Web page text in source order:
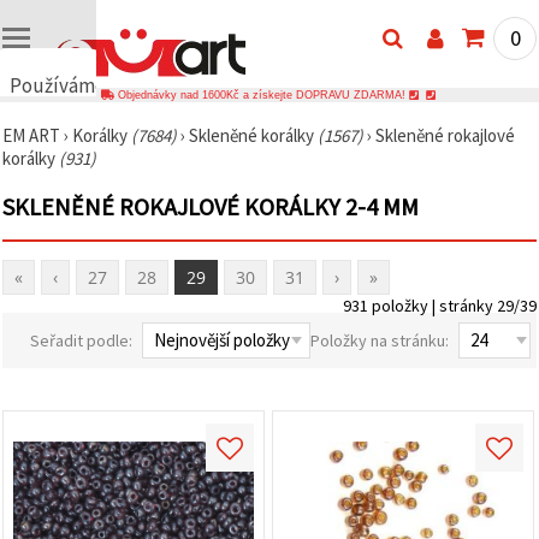
Používáme
🍪
Používáme
podobné
technologie,
abychom
zajistili
správné
fungování
zlepšili vaše
s vaším
analyzovali
návštěvnost
a
zobrazovali
relevantnější
0
Objednávky nad 1600Kč a získejte DOPRAVU ZDARMA!
EM ART › Korálky (7684)› Skleněné korálky (1567)› Skleněné rokajlové
korálky (931)
SKLENĚNÉ ROKAJLOVÉ KORÁLKY 2-4 MM
« ‹ 27 28 29 30 31 › »
931 položky | stránky 29/39
Seřadit podle:
Položky na stránku: